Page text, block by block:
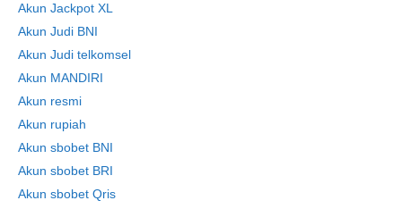
Akun Jackpot XL
Akun Judi BNI
Akun Judi telkomsel
Akun MANDIRI
Akun resmi
Akun rupiah
Akun sbobet BNI
Akun sbobet BRI
Akun sbobet Qris